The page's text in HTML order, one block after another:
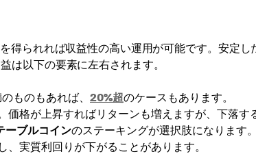
得られれば収益性の高い運用が可能です。安定し
は以下の要素に左右されます。
ものもあれば、 20%超のケースもあります。
価格が上昇すればリターンも増えますが、下落す
ーブルコインのステーキングが選択肢になります
実質利回りが下がることがあります。